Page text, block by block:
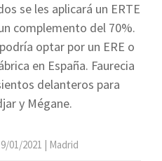
se les aplicará un ERTE
complemento del 70%.
optar por un ERE o
en España. Faurecia
delanteros para
y Mégane.
01/2021 | Madrid